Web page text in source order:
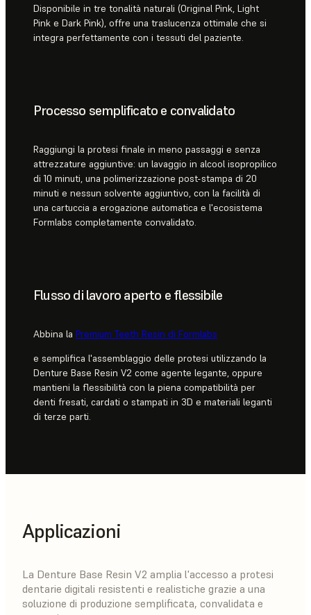
Disponibile in tre tonalità naturali (Original Pink, Light
Pink e Dark Pink), offre una traslucenza ottimale che si
integra perfettamente con i tessuti del paziente.
Processo semplificato e convalidato
Raggiungi la protesi finale in meno passaggi e senza
attrezzature aggiuntive: un lavaggio in alcool isopropilico
di 10 minuti, una polimerizzazione post-stampa di 20
minuti e nessun solvente aggiuntivo, con la facilità di
una cartuccia a erogazione automatica e l'ecosistema
Formlabs completamente convalidato.
Flusso di lavoro aperto e flessibile
Abbina la Premium Teeth Resin di Formlabs
e semplifica l'assemblaggio delle protesi utilizzando la
Denture Base Resin V2 come agente legante, oppure
mantieni la flessibilità con la piena compatibilità per
denti fresati, cardati o stampati in 3D e materiali leganti
di terze parti.
Applicazioni
La Denture Base Resin V2 amplia l'accesso a protesi
dentarie digitali resistenti e realistiche grazie a una
soluzione di produzione semplificata, convalidata e